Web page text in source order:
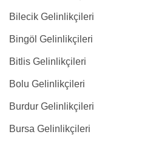
Bilecik Gelinlikçileri
Bingöl Gelinlikçileri
Bitlis Gelinlikçileri
Bolu Gelinlikçileri
Burdur Gelinlikçileri
Bursa Gelinlikçileri